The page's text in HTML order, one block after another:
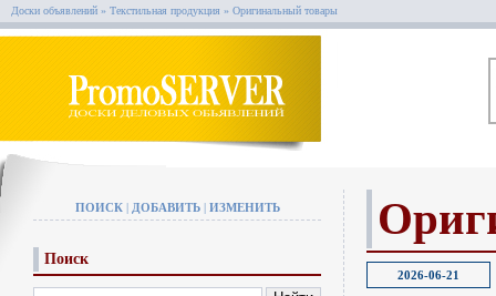
Доски объявлений » Текстильная продукция » Оригинальный товары
ПОИСК| ДОБАВИТЬ| ИЗМЕНИТЬ
Поиск
2026-06-21